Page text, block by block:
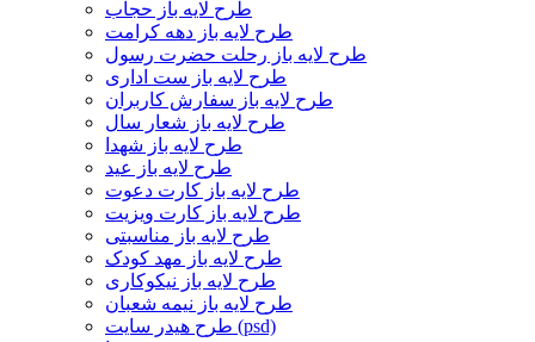
طرح لایه باز حجاب
طرح لایه باز دهه کرامت
طرح لایه باز رحلت حضرت رسول
طرح لایه باز ست اداری
طرح لایه باز سفارش کاربران
طرح لایه باز شعار سال
طرح لایه باز شهدا
طرح لایه باز عید
طرح لایه باز کارت دعوت
طرح لایه باز کارت ویزیت
طرح لایه باز مناسبتی
طرح لایه باز مهد کودک
طرح لایه باز نیکوکاری
طرح لایه باز نیمه شعبان
طرح هیدر سایت (psd)